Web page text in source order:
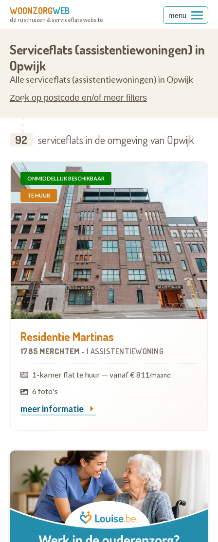
WOONZORGWEB
dé rusthuizen & serviceflats website
menu
Serviceflats (assistentiewoningen) in
Opwijk
Alle serviceflats (assistentiewoningen) in Opwijk
Zoek op postcode en/of meer filters
92 serviceflats in de omgeving van Opwijk
ONMIDDELLIJK BESCHIKBAAR
TE HUUR
Residentie Martinas
1785 MERCHTEM - 1 ASSISTENTIEWONING
1-kamer flat te huur — vanaf € 811/maand
6 foto's
meer informatie